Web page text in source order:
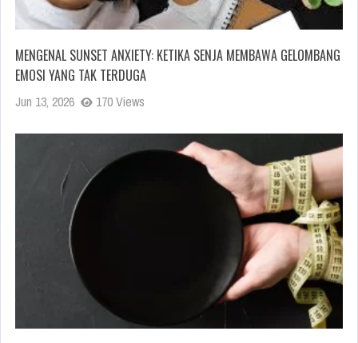
MENGENAL SUNSET ANXIETY: KETIKA SENJA MEMBAWA GELOMBANG
EMOSI YANG TAK TERDUGA
Jun 13, 2026 170 Views